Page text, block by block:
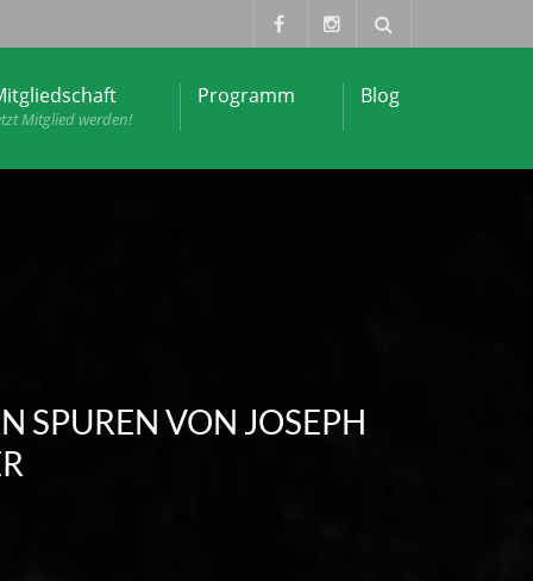
Mitglied werden!
Programm Blog
SPUREN VON JOSEPH